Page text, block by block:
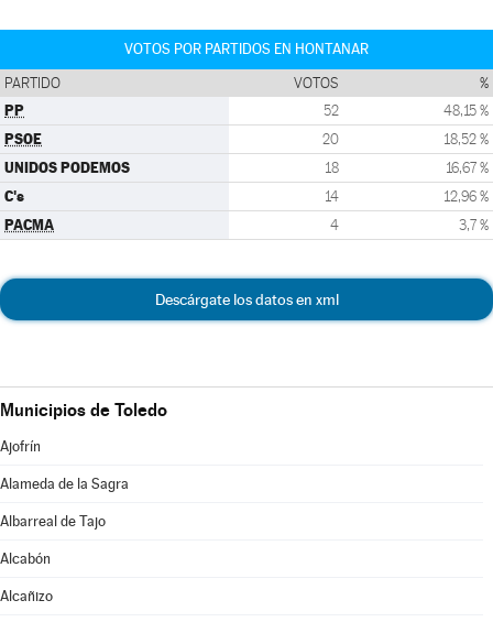
VOTOS POR PARTIDOS EN HONTANAR
PARTIDO VOTOS %
PP 52 48,15 %
PSOE 20 18,52 %
UNIDOS PODEMOS 18 16,67 %
C's 14 12,96 %
PACMA 4 3,7 %
Descárgate los datos en xml
Municipios de Toledo
Ajofrín
Alameda de la Sagra
Albarreal de Tajo
Alcabón
Alcañizo